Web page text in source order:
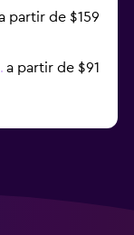
partir de $159
a partir de $91